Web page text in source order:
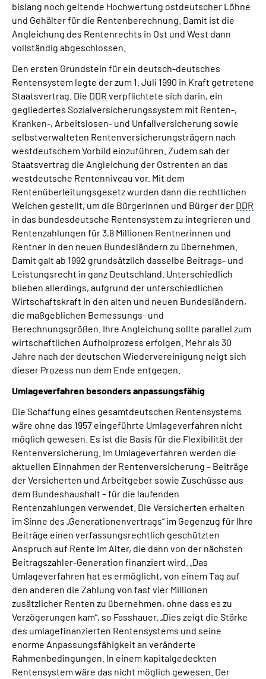
bislang noch geltende Hochwertung ostdeutscher Löhne
und Gehälter für die Rentenberechnung. Damit ist die
Angleichung des Rentenrechts in Ost und West dann
vollständig abgeschlossen.
Den ersten Grundstein für ein deutsch-deutsches
Rentensystem legte der zum 1. Juli 1990 in Kraft getretene
Staatsvertrag. Die DDR verpflichtete sich darin, ein
gegliedertes Sozialversicherungssystem mit Renten-,
Kranken-, Arbeitslosen- und Unfallversicherung sowie
selbstverwalteten Rentenversicherungsträgern nach
westdeutschem Vorbild einzuführen. Zudem sah der
Staatsvertrag die Angleichung der Ostrenten an das
westdeutsche Rentenniveau vor. Mit dem
Rentenüberleitungsgesetz wurden dann die rechtlichen
Weichen gestellt, um die Bürgerinnen und Bürger der DDR
in das bundesdeutsche Rentensystem zu integrieren und
Rentenzahlungen für 3,8 Millionen Rentnerinnen und
Rentner in den neuen Bundesländern zu übernehmen.
Damit galt ab 1992 grundsätzlich dasselbe Beitrags- und
Leistungsrecht in ganz Deutschland. Unterschiedlich
blieben allerdings, aufgrund der unterschiedlichen
Wirtschaftskraft in den alten und neuen Bundesländern,
die maßgeblichen Bemessungs- und
Berechnungsgrößen. Ihre Angleichung sollte parallel zum
wirtschaftlichen Aufholprozess erfolgen. Mehr als 30
Jahre nach der deutschen Wiedervereinigung neigt sich
dieser Prozess nun dem Ende entgegen.
Umlageverfahren besonders anpassungsfähig
Die Schaffung eines gesamtdeutschen Rentensystems
wäre ohne das 1957 eingeführte Umlageverfahren nicht
möglich gewesen. Es ist die Basis für die Flexibilität der
Rentenversicherung. Im Umlageverfahren werden die
aktuellen Einnahmen der Rentenversicherung – Beiträge
der Versicherten und Arbeitgeber sowie Zuschüsse aus
dem Bundeshaushalt – für die laufenden
Rentenzahlungen verwendet. Die Versicherten erhalten
im Sinne des „Generationenvertrags“ im Gegenzug für Ihre
Beiträge einen verfassungsrechtlich geschützten
Anspruch auf Rente im Alter, die dann von der nächsten
Beitragszahler-Generation finanziert wird. „Das
Umlageverfahren hat es ermöglicht, von einem Tag auf
den anderen die Zahlung von fast vier Millionen
zusätzlicher Renten zu übernehmen, ohne dass es zu
Verzögerungen kam“, so Fasshauer. „Dies zeigt die Stärke
des umlagefinanzierten Rentensystems und seine
enorme Anpassungsfähigkeit an veränderte
Rahmenbedingungen. In einem kapitalgedeckten
Rentensystem wäre das nicht möglich gewesen. Der